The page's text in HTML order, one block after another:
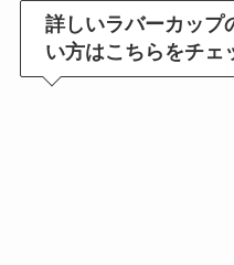
詳しいラバーカップ
い方はこちらをチェ